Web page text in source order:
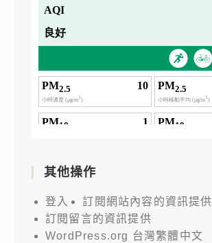
其他操作
登入
訂閱網站內容的資訊提供
訂閱留言的資訊提供
WordPress.org 台灣繁體中文